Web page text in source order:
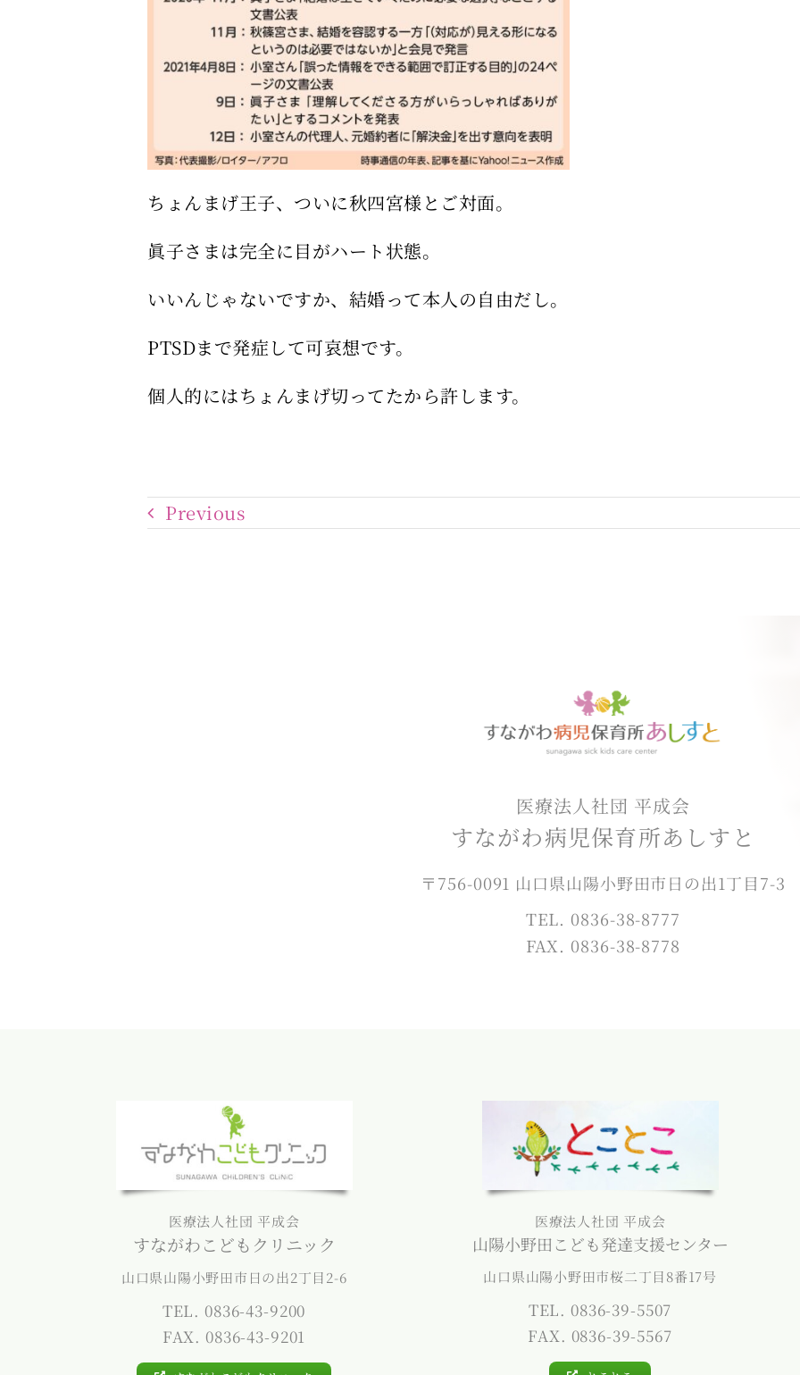
ちょんまげ王子、ついに秋四宮様とご対面。
眞子さまは完全に目がハート状態。
いいんじゃないですか、結婚って本人の自由だし。
PTSDまで発症して可哀想です。
個人的にはちょんまげ切ってたから許します。
Previous
医療法人社団 平成会
すながわ病児保育所あしすと
〒756-0091 山口県山陽小野田市日の出1丁目7-3
TEL. 0836-38-8777
FAX. 0836-38-8778
医療法人社団 平成会
すながわこどもクリニック
山口県山陽小野田市日の出2丁目2-6
TEL. 0836-43-9200
FAX. 0836-43-9201
医療法人社団 平成会
山陽小野田こども発達支援センター
山口県山陽小野田市桜二丁目8番17号
TEL. 0836-39-5507
FAX. 0836-39-5567